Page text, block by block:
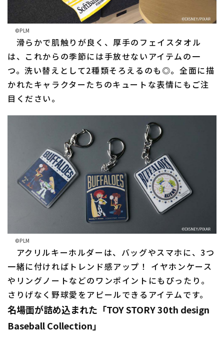
©PLM
滑らかで肌触りが良く、厚手のフェイスタオル
は、これからの季節には手放せないアイテムの一
つ。洗い替えとして2種類そろえるのも◎。全面に描
かれたキャラクターたちのキュートな表情にもご注
目ください。
©PLM
アクリルキーホルダーは、バッグやスマホに、3つ
一緒に付ければトレンド感アップ！ イヤホンケース
やリングノートなどのワンポイントにもぴったり。
さりげなく野球愛をアピールできるアイテムです。
名場面が詰め込まれた「TOY STORY 30th design
Baseball Collection」